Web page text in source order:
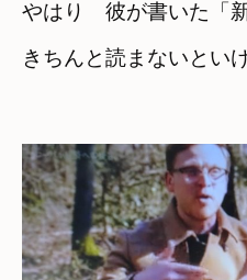
やはり　彼が書いた「
きちんと読まないとい